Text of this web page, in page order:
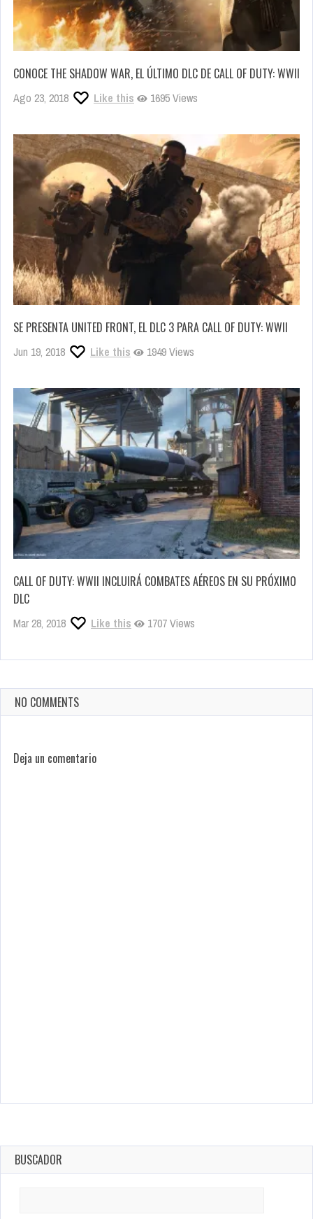
CONOCE THE SHADOW WAR, EL ÚLTIMO DLC DE CALL OF DUTY: WWII
Ago 23, 2018 Like this 1695 Views
SE PRESENTA UNITED FRONT, EL DLC 3 PARA CALL OF DUTY: WWII
Jun 19, 2018 Like this 1949 Views
CALL OF DUTY: WWII INCLUIRÁ COMBATES AÉREOS EN SU PRÓXIMO
DLC
Mar 28, 2018 Like this 1707 Views
NO COMMENTS
Deja un comentario
BUSCADOR